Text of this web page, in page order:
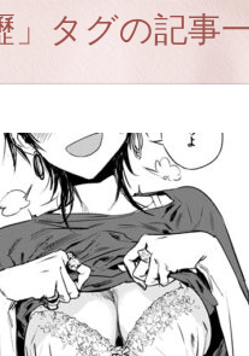
」タグの記事